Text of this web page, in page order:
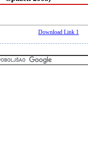
Download Link 1